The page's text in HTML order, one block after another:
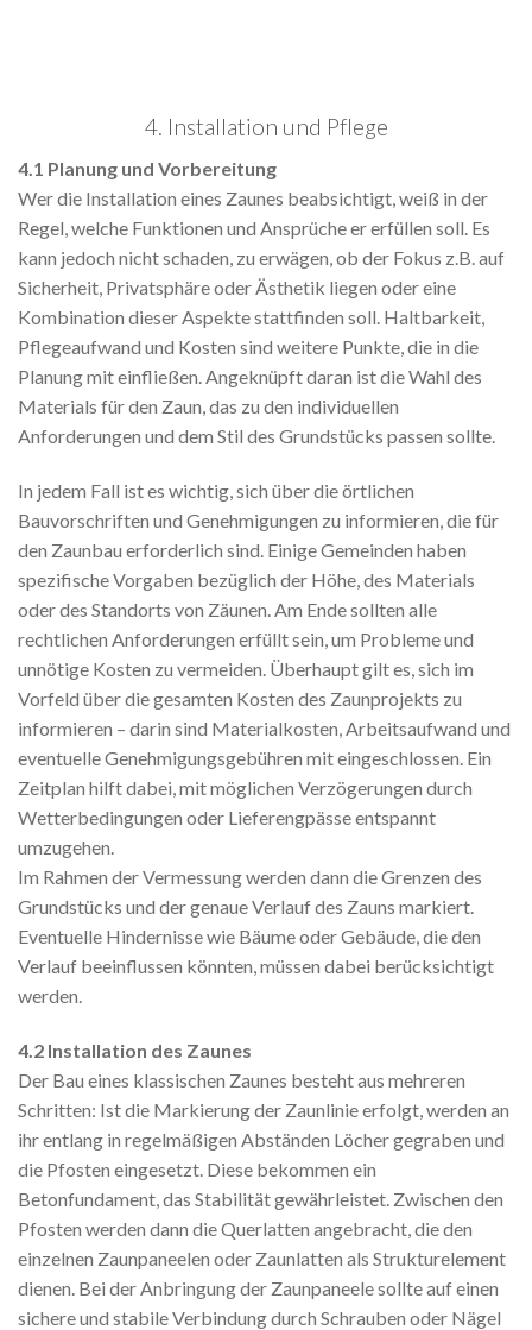
4. Installation und Pflege
4.1 Planung und Vorbereitung
Wer die Installation eines Zaunes beabsichtigt, weiß in der
Regel, welche Funktionen und Ansprüche er erfüllen soll. Es
kann jedoch nicht schaden, zu erwägen, ob der Fokus z.B. auf
Sicherheit, Privatsphäre oder Ästhetik liegen oder eine
Kombination dieser Aspekte stattfinden soll. Haltbarkeit,
Pflegeaufwand und Kosten sind weitere Punkte, die in die
Planung mit einfließen. Angeknüpft daran ist die Wahl des
Materials für den Zaun, das zu den individuellen
Anforderungen und dem Stil des Grundstücks passen sollte.
In jedem Fall ist es wichtig, sich über die örtlichen
Bauvorschriften und Genehmigungen zu informieren, die für
den Zaunbau erforderlich sind. Einige Gemeinden haben
spezifische Vorgaben bezüglich der Höhe, des Materials
oder des Standorts von Zäunen. Am Ende sollten alle
rechtlichen Anforderungen erfüllt sein, um Probleme und
unnötige Kosten zu vermeiden. Überhaupt gilt es, sich im
Vorfeld über die gesamten Kosten des Zaunprojekts zu
informieren – darin sind Materialkosten, Arbeitsaufwand und
eventuelle Genehmigungsgebühren mit eingeschlossen. Ein
Zeitplan hilft dabei, mit möglichen Verzögerungen durch
Wetterbedingungen oder Lieferengpässe entspannt
umzugehen.
Im Rahmen der Vermessung werden dann die Grenzen des
Grundstücks und der genaue Verlauf des Zauns markiert.
Eventuelle Hindernisse wie Bäume oder Gebäude, die den
Verlauf beeinflussen könnten, müssen dabei berücksichtigt
werden.
4.2 Installation des Zaunes
Der Bau eines klassischen Zaunes besteht aus mehreren
Schritten: Ist die Markierung der Zaunlinie erfolgt, werden an
ihr entlang in regelmäßigen Abständen Löcher gegraben und
die Pfosten eingesetzt. Diese bekommen ein
Betonfundament, das Stabilität gewährleistet. Zwischen den
Pfosten werden dann die Querlatten angebracht, die den
einzelnen Zaunpaneelen oder Zaunlatten als Strukturelement
dienen. Bei der Anbringung der Zaunpaneele sollte auf einen
sichere und stabile Verbindung durch Schrauben oder Nägel